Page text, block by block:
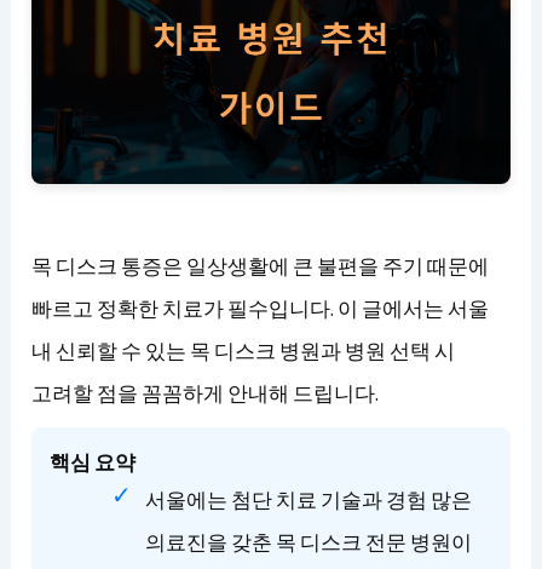
목 디스크 통증은 일상생활에 큰 불편을 주기 때문에
빠르고 정확한 치료가 필수입니다. 이 글에서는 서울
내 신뢰할 수 있는 목 디스크 병원과 병원 선택 시
고려할 점을 꼼꼼하게 안내해 드립니다.
핵심 요약
서울에는 첨단 치료 기술과 경험 많은
의료진을 갖춘 목 디스크 전문 병원이